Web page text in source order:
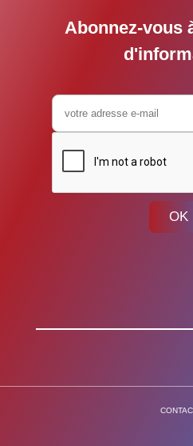
Abonnez-vous
OK